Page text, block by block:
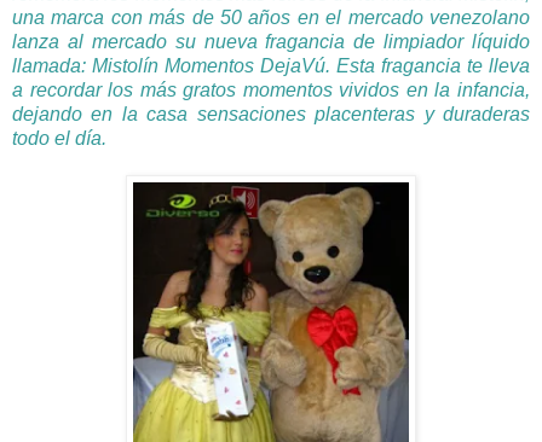
una marca con más de 50 años en el mercado venezolano
lanza al mercado su nueva fragancia de limpiador líquido
llamada: Mistolín Momentos DejaVú. Esta fragancia te lleva
a recordar los más gratos momentos vividos en la infancia,
dejando en la casa sensaciones placenteras y duraderas
todo el día.